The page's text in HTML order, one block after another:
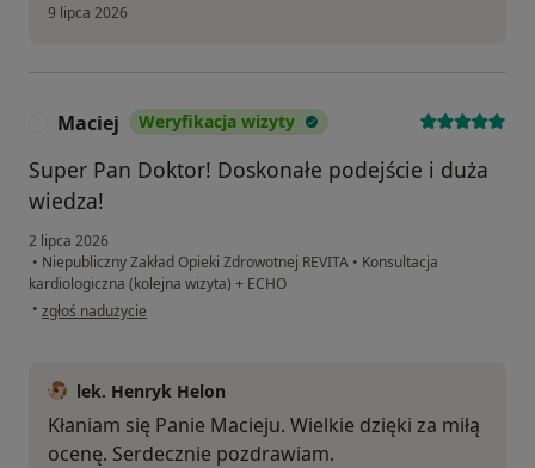
9 lipca 2026
Maciej Weryfikacja wizyty
Super Pan Doktor! Doskonałe podejście i duża
wiedza!
2 lipca 2026
• Niepubliczny Zakład Opieki Zdrowotnej REVITA • Konsultacja
kardiologiczna (kolejna wizyta) + ECHO
• w opinii użytkownika Maciej
zgłoś nadużycie
lek. Henryk Helon
Kłaniam się Panie Macieju. Wielkie dzięki za miłą
ocenę. Serdecznie pozdrawiam.